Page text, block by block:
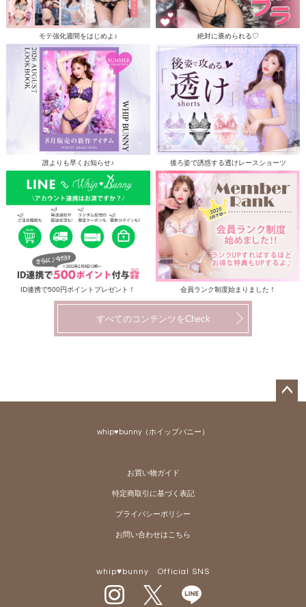
モテ強化週間をはじめよ♪ 絶対に褒められる♡
誰よりも早くお知らせ♪ 後ろ姿で誘惑する透けレースショーツ
ID連携で500円ポイントプレゼント！ 会員ランク制度始まりました！
すべてのコンテンツをCheck
whip♥bunny（ホイップバニー）
お買い物ガイド
特定商取引に基づく表記
プライバシーポリシー
お問い合わせはこちら
whip♥bunny Official SNS